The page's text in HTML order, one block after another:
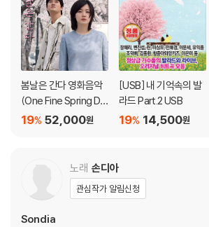
봄날은 간다 영화음악
(One Fine Spring Da
y OST) [핑크 마블 컬
52,000원
19%
[USB] 내 기억속의 발
라드 Part.2 USB
14,500원
19%
노래 손디아
관심작가 알림신청
Sondia